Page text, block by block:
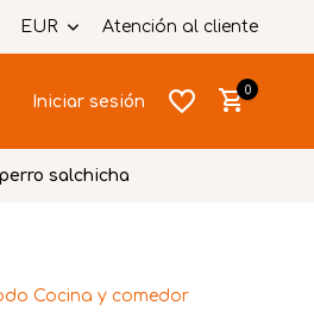
EUR Atención al cliente
Iniciar sesión
Crear una
0
salchicha
Cocina y comedor